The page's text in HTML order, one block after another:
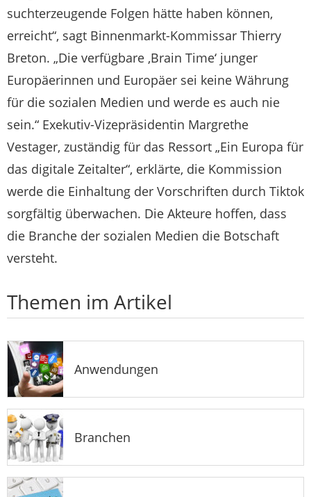
suchterzeugende Folgen hätte haben können,
erreicht“, sagt Binnenmarkt-Kommissar Thierry
Breton. „Die verfügbare ‚Brain Time‘ junger
Europäerinnen und Europäer sei keine Währung
für die sozialen Medien und werde es auch nie
sein.“ Exekutiv-Vizepräsidentin Margrethe
Vestager, zuständig für das Ressort „Ein Europa für
das digitale Zeitalter“, erklärte, die Kommission
werde die Einhaltung der Vorschriften durch Tiktok
sorgfältig überwachen. Die Akteure hoffen, dass
die Branche der sozialen Medien die Botschaft
versteht.
Themen im Artikel
Anwendungen
Branchen